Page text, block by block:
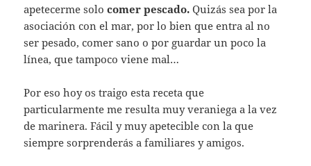
apetecerme solo comer pescado. Quizás sea por la
asociación con el mar, por lo bien que entra al no
ser pesado, comer sano o por guardar un poco la
línea, que tampoco viene mal…
Por eso hoy os traigo esta receta que
particularmente me resulta muy veraniega a la vez
de marinera. Fácil y muy apetecible con la que
siempre sorprenderás a familiares y amigos.